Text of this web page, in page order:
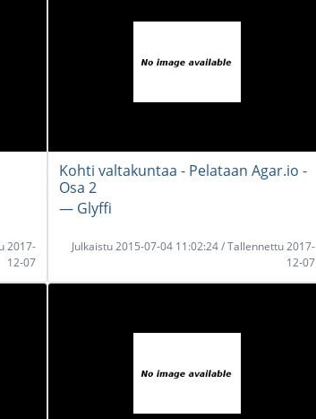
2017-
12-07
Kohti valtakuntaa - Pelataan Agar.io -
Osa 2
― Glyffi
Julkaistu 2015-07-04 11:02:24 / Tallennettu 2017-
12-07